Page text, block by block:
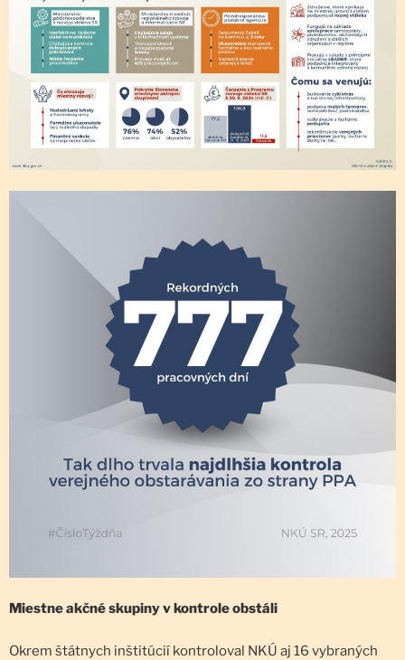
Miestne akčné skupiny v kontrole obstáli
Okrem štátnych inštitúcií kontroloval NKÚ aj 16 vybraných